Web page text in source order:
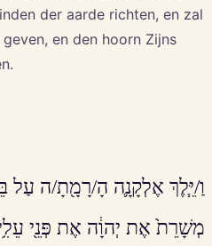
der aarde richten, en zal
en den hoorn Zijns
וַ/יֵּ֧לֶךְ אֶלְקָנָ֛ה הָ/רָמָ֖תָ/ה עַל
מְשָׁרֵת֙ אֶת יְהוָ֔ה אֶת פְּנֵ֖י עֵלִ֥י